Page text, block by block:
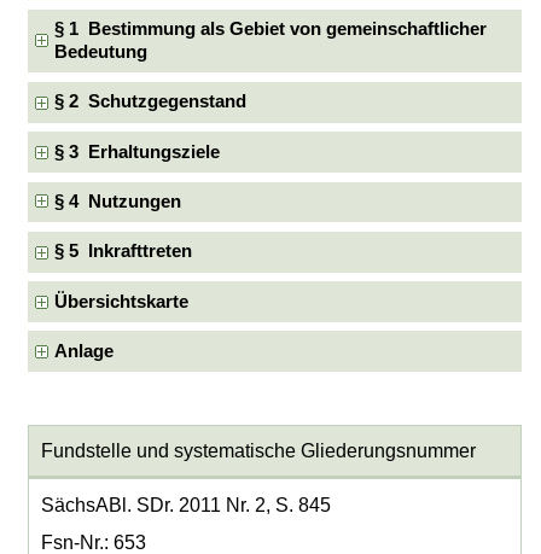
§ 1 Bestimmung als Gebiet von gemeinschaftlicher
Bedeutung
§ 2 Schutzgegenstand
§ 3 Erhaltungsziele
§ 4 Nutzungen
§ 5 Inkrafttreten
Übersichtskarte
Anlage
Fundstelle und systematische Gliederungsnummer
SächsABl. SDr. 2011 Nr. 2, S. 845
Fsn-Nr.: 653